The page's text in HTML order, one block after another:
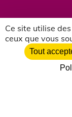
Ce site utilise
ceux que vous
Tout
NOS